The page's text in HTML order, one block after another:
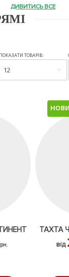
ДИВИТИСЬ ВСЕ
ПОКАЗАТИ ТОВАРІВ:
12
ТАХТА
від